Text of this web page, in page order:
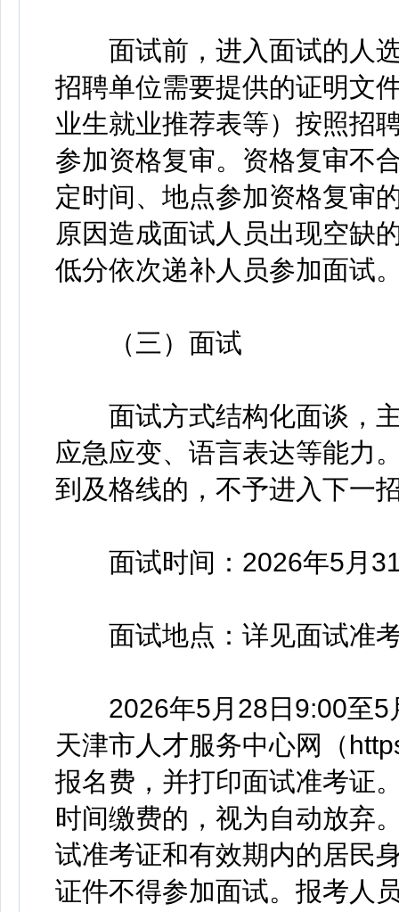
面试前，进入面试的人选
招聘单位需要提供的证明文
业生就业推荐表等）按照招
参加资格复审。资格复审不
定时间、地点参加资格复审
原因造成面试人员出现空缺
低分依次递补人员参加面试
（三）面试
面试方式结构化面谈，主
应急应变、语言表达等能力
到及格线的，不予进入下一
面试时间：2026年5月
面试地点：详见面试准
2026年5月28日9:00至5
天津市人才服务中心网（
报名费，并打印面试准考证
时间缴费的，视为自动放弃
试准考证和有效期内的居民
证件不得参加面试。报考人